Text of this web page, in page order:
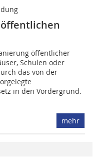
öffentlicher
Schulen oder
das von der
in den Vordergrund.
mehr